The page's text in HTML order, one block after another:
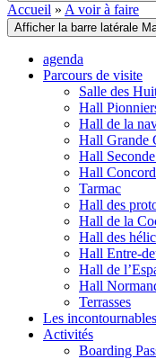
Accueil » A voir à faire
Afficher la barre latérale
agenda
Parcours de visite
Salle des
Hall
Hall de la
Hall Grande
Hall
Hall
Tarmac
Hall des
Hall de la
Hall des
Hall Entre-
Hall de
Hall
Terrasses
Les incontournables
Activités
Boarding